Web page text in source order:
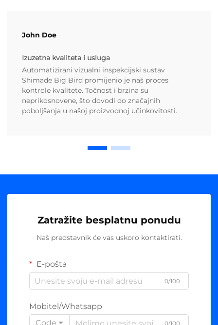
John Doe
Izuzetna kvaliteta i usluga
Automatizirani vizualni inspekcijski sustav
Shimade Big Bird promijenio je naš proces
kontrole kvalitete. Točnost i brzina su
neprikosnovene, što dovodi do značajnih
poboljšanja u našoj proizvodnoj učinkovitosti.
Zatražite besplatnu ponudu
Naš predstavnik će vas uskoro kontaktirati.
E-pošta
0/100
Mobitel/Whatsapp
Code
0/100